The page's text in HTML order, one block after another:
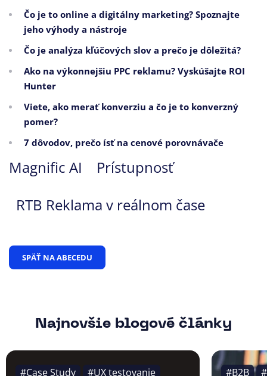
Čo je to online a digitálny marketing? Spoznajte
jeho výhody a nástroje
Čo je analýza kľúčových slov a prečo je dôležitá?
Ako na výkonnejšiu PPC reklamu? Vyskúšajte ROI
Hunter
Viete, ako merať konverziu a čo je to konverzný
pomer?
7 dôvodov, prečo ísť na cenové porovnávače
Magnific AI
Prístupnosť
RTB Reklama v reálnom čase
SPÄŤ NA ABECEDU
Najnovšie blogové články
#Case Study
#UX testovanie
#B2B